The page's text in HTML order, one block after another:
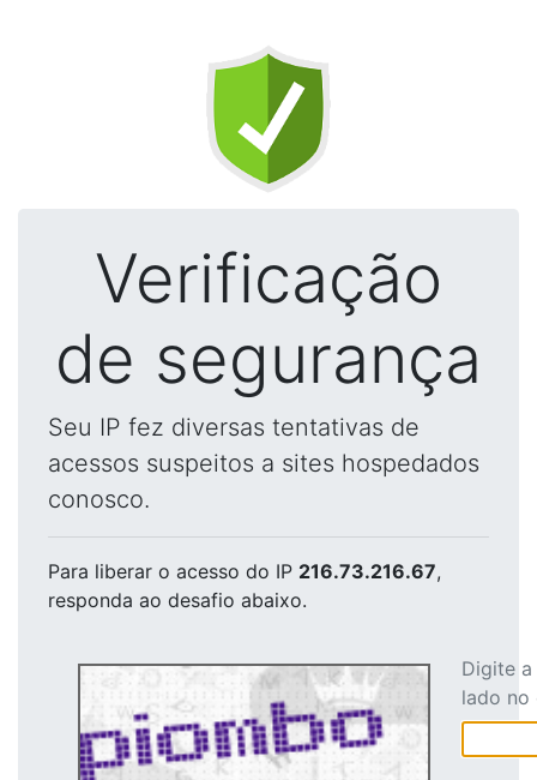
Verificação
de segurança
Seu IP fez diversas tentativas de
acessos suspeitos a sites hospedados
conosco.
Para liberar o acesso do IP 216.73.216.67,
responda ao desafio abaixo.
Digite
lado no